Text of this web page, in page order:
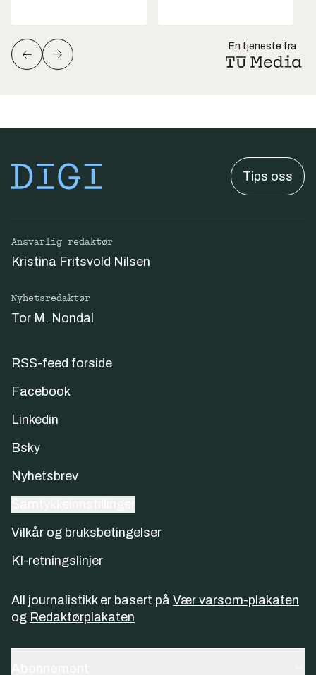
En tjeneste fra
Tips oss
Ansvarlig redaktør
Kristina Fritsvold Nilsen
Nyhetsredaktør
Tor M. Nondal
RSS-feed forside
Facebook
Linkedin
Bsky
Nyhetsbrev
Vilkår og bruksbetingelser
KI-retningslinjer
All journalistikk er basert på Vær varsom-plakaten
og Redaktørplakaten